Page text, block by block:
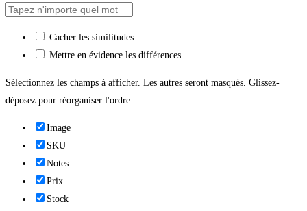
Cacher les similitudes
Mettre en évidence les différences
Sélectionnez les champs à afficher. Les autres seront masqués. Glissez-
déposez pour réorganiser l'ordre.
Image
SKU
Notes
Prix
Stock